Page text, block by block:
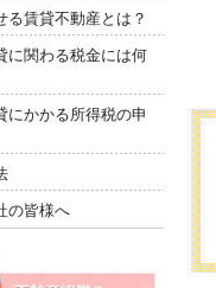
る賃貸不動産とは？
に関わる税金には何
にかかる所得税の申
の皆様へ